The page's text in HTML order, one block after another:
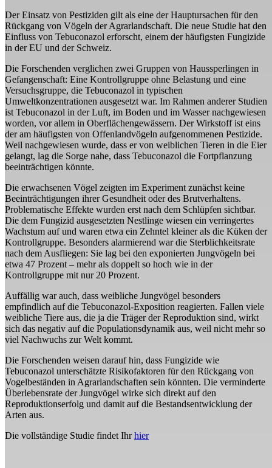
Der Einsatz von Pestiziden gilt als eine der Hauptursachen für den
Rückgang von Vögeln der Agrarlandschaft. Die neue Studie hat den
Einfluss von Tebuconazol erforscht, einem der häufigsten Fungizide
in der EU und der Schweiz.
Die Forschenden verglichen zwei Gruppen von Haussperlingen in
Gefangenschaft: Eine Kontrollgruppe ohne Belastung und eine
Versuchsgruppe, die Tebuconazol in typischen
Umweltkonzentrationen ausgesetzt war. Im Rahmen anderer Studien
ist Tebuconazol in der Luft, im Boden und im Wasser nachgewiesen
worden, vor allem in Oberflächengewässern. Der Wirkstoff ist eins
der am häufigsten von Offenlandvögeln aufgenommenen Pestizide.
Weil nachgewiesen wurde, dass er von weiblichen Tieren in die Eier
gelangt, lag die Sorge nahe, dass Tebuconazol die Fortpflanzung
beeinträchtigen könnte.
Die erwachsenen Vögel zeigten im Experiment zunächst keine
Beeinträchtigungen ihrer Gesundheit oder des Brutverhaltens.
Problematische Effekte wurden erst nach dem Schlüpfen sichtbar.
Die dem Fungizid ausgesetzten Nestlinge wiesen ein verringertes
Wachstum auf und waren etwa ein Zehntel kleiner als die Küken der
Kontrollgruppe. Besonders alarmierend war die Sterblichkeitsrate
nach dem Ausfliegen: Sie lag bei den exponierten Jungvögeln bei
etwa 47 Prozent – mehr als doppelt so hoch wie in der
Kontrollgruppe mit nur 20 Prozent.
Auffällig war auch, dass weibliche Jungvögel besonders
empfindlich auf die Tebuconazol-Exposition reagierten. Fallen viele
weibliche Tiere aus, die ja die Träger der Reproduktion sind, wirkt
sich das negativ auf die Populationsdynamik aus, weil nicht mehr so
viel Nachwuchs zur Welt kommt.
Die Forschenden weisen darauf hin, dass Fungizide wie
Tebuconazol unterschätzte Risikofaktoren für den Rückgang von
Vogelbeständen in Agrarlandschaften sein könnten. Die verminderte
Überlebensrate der Jungvögel wirke sich direkt auf den
Reproduktionserfolg und damit auf die Bestandsentwicklung der
Arten aus.
Die vollständige Studie findet Ihrhier